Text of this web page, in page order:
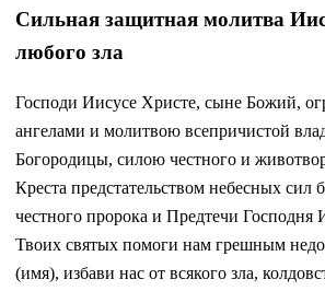
Сильная защитная молитва
любого зла
Господи Иисусе Христе, сыне Божий,
ангелами и молитвою всепричистой
Богородицы, силою честного и
Креста предстательством небесных сил
честного пророка и Предтечи Господня
Твоих святых помоги нам грешным
(имя), избави нас от всякого зла,